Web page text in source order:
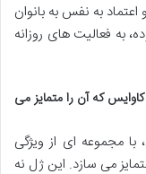
به نفس به بانوان
به فعالیت های روزانه
که آن را متمایز می
مجموعه ای از ویژگی
می سازد. این ژل نه